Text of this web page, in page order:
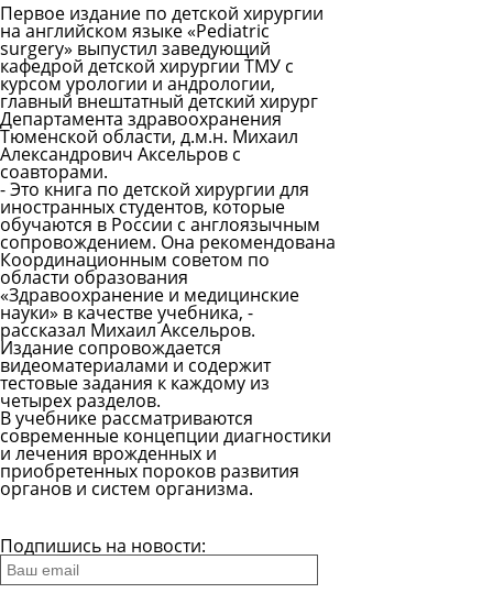
Первое издание по детской хирургии
на английском языке «Pediatric
surgery» выпустил заведующий
кафедрой детской хирургии ТМУ с
курсом урологии и андрологии,
главный внештатный детский хирург
Департамента здравоохранения
Тюменской области, д.м.н. Михаил
Александрович Аксельров с
соавторами.
- Это книга по детской хирургии для
иностранных студентов, которые
обучаются в России с англоязычным
сопровождением. Она рекомендована
Координационным советом по
области образования
«Здравоохранение и медицинские
науки» в качестве учебника, -
рассказал Михаил Аксельров.
Издание сопровождается
видеоматериалами и содержит
тестовые задания к каждому из
четырех разделов.
В учебнике рассматриваются
современные концепции диагностики
и лечения врожденных и
приобретенных пороков развития
органов и систем организма.
Подпишись на новости: